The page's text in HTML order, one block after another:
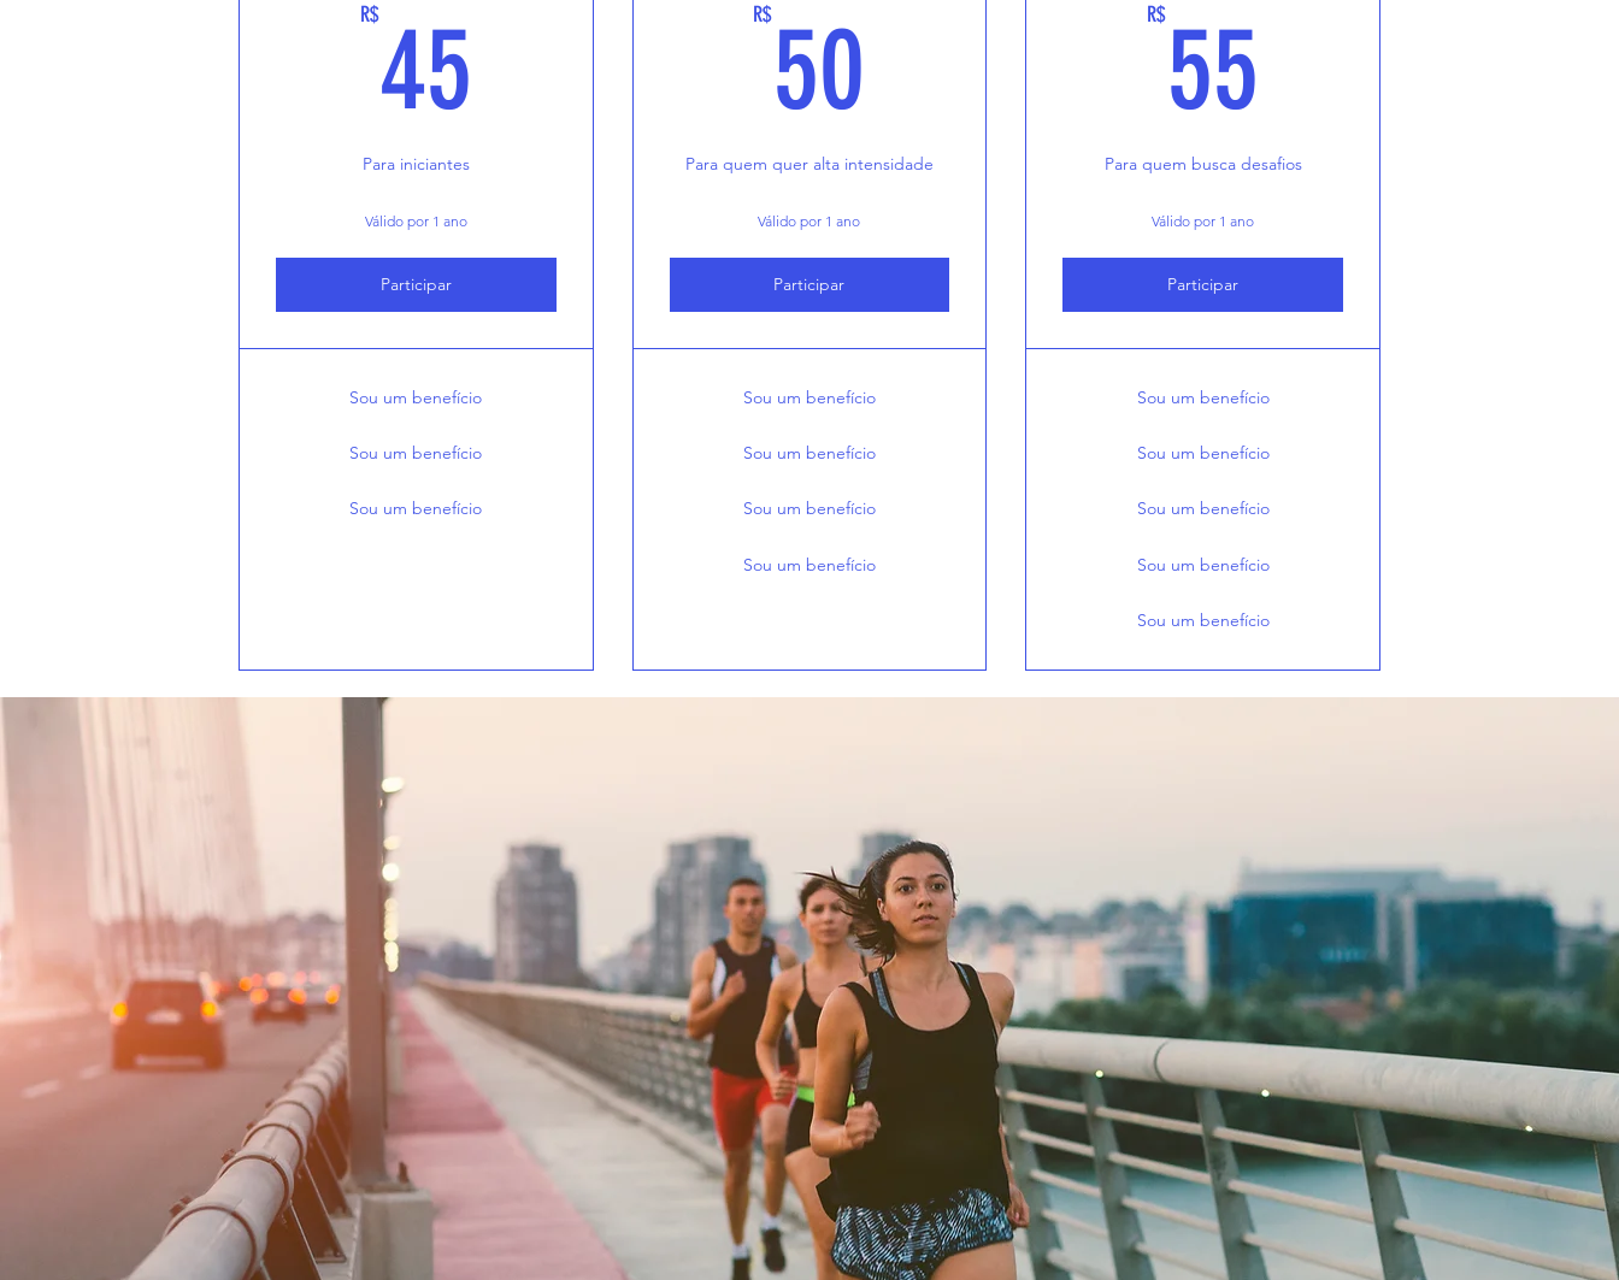
R$45
Para iniciantes
Válido por 1 ano
Participar
Sou um benefício
Sou um benefício
Sou um benefício
R$ 50
Para quem quer alta intensidade
Válido por 1 ano
Participar
Sou um benefício
Sou um benefício
Sou um benefício
Sou um benefício
R$ 55
Para quem busca desafios
Válido por 1 ano
Participar
Sou um benefício
Sou um benefício
Sou um benefício
Sou um benefício
Sou um benefício